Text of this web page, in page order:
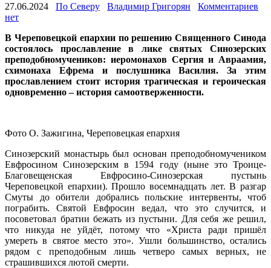
27.06.2024 По Северу Владимир Григорян
Комментариев
нет
В Череповецкой епархии по решению Священного Синода
состоялось прославление в лике святых Синозерских
преподобномучеников: иеромонахов Сергия и Авраамия,
схимонаха Ефрема и послушника Василия. За этим
прославлением стоит история трагическая и героическая
одновременно – история самоотверженности.
Фото О. Зажигина, Череповецкая епархия
Синозерский монастырь был основан преподобномучеником
Евфросином Синозерским в 1594 году (ныне это Троице-
Благовещенская Евфросино-Синозерская пустынь
Череповецкой епархии). Прошло восемнадцать лет. В разгар
Смуты до обители добрались польские интервенты, чтоб
пограбить. Святой Евфросин ведал, что это случится, и
посоветовал братии бежать из пустыни. Для себя же решил,
что никуда не уйдёт, потому что «Христа ради пришёл
умереть в святое место это». Ушли большинство, остались
рядом с преподобным лишь четверо самых верных, не
страшившихся лютой смерти.